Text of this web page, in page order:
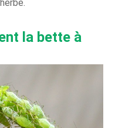
la bette à